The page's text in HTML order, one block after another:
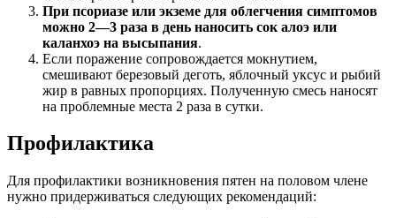
При псориазе или экземе для облегчения симптомов
можно 2—3 раза в день наносить сок алоэ или
каланхоэ на высыпания.
Если поражение сопровождается мокнутием,
смешивают березовый деготь, яблочный уксус и рыбий
жир в равных пропорциях. Полученную смесь наносят
на проблемные места 2 раза в сутки.
Профилактика
Для профилактики возникновения пятен на половом члене
нужно придерживаться следующих рекомендаций: